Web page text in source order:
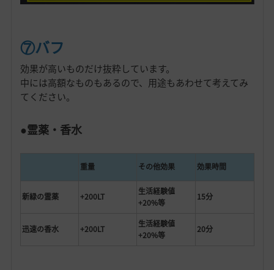
⑦バフ
効果が高いものだけ抜粋しています。
中には高額なものもあるので、用途もあわせて考えてみ
てください。
●霊薬・香水
重量 その他効果 効果時間
新緑の霊薬 +200LT
生活経験値
+20%等
15分
迅速の香水 +200LT
生活経験値
+20%等
20分